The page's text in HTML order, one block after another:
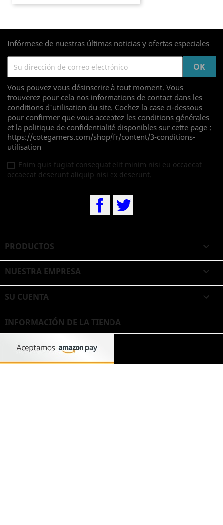
Infórmese de nuestras últimas noticias y ofertas especiales
Vous pouvez vous désinscrire à tout moment. Vous
trouverez pour cela nos informations de contact dans les
conditions d'utilisation du site. Cochez la case ci-dessous
pour confirmer que vous acceptez les conditions générales
et la politique de confidentialité disponibles sur cette page :
https://cotegamers.com/shop/fr/content/3-conditions-
utilisation
Enim quis fugiat consequat elit minim nisi eu occaecat
occaecat deserunt aliquip nisi ex deserunt.
Facebook
PRODUCTOS 
NUESTRA EMPRESA 
SU CUENTA 
INFORMACIÓN DE LA TIENDA